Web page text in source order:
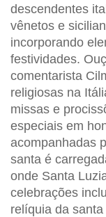
descendentes
vênetos e
incorporando
festividades.
comentarista
religiosas na
missas e
especiais em
acompanhadas
santa é
onde Santa
celebrações
relíquia da